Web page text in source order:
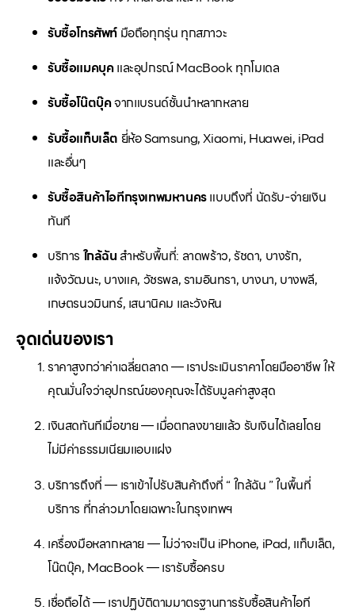
รับซื้อโทรศัพท์ มือถือทุกรุ่น ทุกสภาวะ
รับซื้อแมคบุคและอุปกรณ์ MacBook ทุกโมเดล
รับซื้อโน๊ตบุ๊คจากแบรนด์ชั้นนำหลากหลาย
รับซื้อแท็บเล็ต ยี่ห้อ Samsung, Xiaomi, Huawei, iPad
และอื่นๆ
รับซื้อสินค้าไอทีกรุงเทพมหานครแบบถึงที่ นัดรับ-จ่ายเงิน
ทันที
บริการ ใกล้ฉัน สำหรับพื้นที่: ลาดพร้าว, รัชดา, บางรัก,
แจ้งวัฒนะ, บางแค, วัชรพล, รามอินทรา, บางนา, บางพลี,
เกษตรนวมินทร์, เสนานิคม และวังหิน
จุดเด่นของเรา
ราคาสูงกว่าค่าเฉลี่ยตลาด — เราประเมินราคาโดยมืออาชีพ ให้
คุณมั่นใจว่าอุปกรณ์ของคุณจะได้รับมูลค่าสูงสุด
เงินสดทันทีเมื่อขาย — เมื่อตกลงขายแล้ว รับเงินได้เลยโดย
ไม่มีค่าธรรมเนียมแอบแฝง
บริการถึงที่ — เราเข้าไปรับสินค้าถึงที่ “ ใกล้ฉัน ” ในพื้นที่
บริการ ที่กล่าวมาโดยเฉพาะในกรุงเทพฯ
เครื่องมือหลากหลาย — ไม่ว่าจะเป็น iPhone, iPad, แท็บเล็ต,
โน๊ตบุ๊ค, MacBook — เรารับซื้อครบ
เชื่อถือได้ — เราปฏิบัติตามมาตรฐานการรับซื้อสินค้าไอที